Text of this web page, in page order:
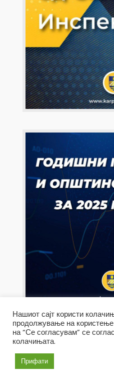
Нашиот сајт користи
продолжување на
на “Се согласувам” се
колачињата.
Прифати